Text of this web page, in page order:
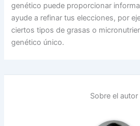
genético puede proporcionar
ayude a refinar tus elecciones, por
ciertos tipos de grasas o
genético único.
Sobre el autor